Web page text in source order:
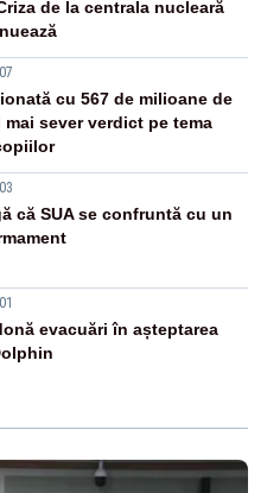
de la centrala nucleară
cu 567 de milioane de
sever verdict pe tema
că SUA se confruntă cu un
evacuări în așteptarea